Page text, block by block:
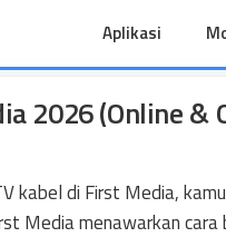
Aplikasi
2026 (Online &
kabel di First Media,
Media menawarkan cara